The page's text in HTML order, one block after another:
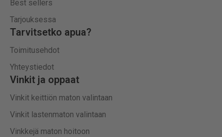
Best sellers
Tarjouksessa
Tarvitsetko apua?
Toimitusehdot
Yhteystiedot
Vinkit ja oppaat
Vinkit keittiön maton valintaan
Vinkit lastenmaton valintaan
Vinkkejä maton hoitoon